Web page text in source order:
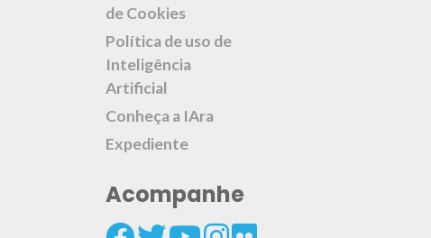
de Cookies
Política de uso de
Inteligência
Artificial
Conheça a IAra
Expediente
Acompanhe